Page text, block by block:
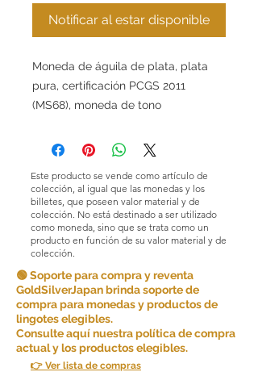
Notificar al estar disponible
Moneda de águila de plata, plata
pura, certificación PCGS 2011
(MS68), moneda de tono
Este producto se vende como artículo de
colección, al igual que las monedas y los
billetes, que poseen valor material y de
colección. No está destinado a ser utilizado
como moneda, sino que se trata como un
producto en función de su valor material y de
colección.
🟢 Soporte para compra y reventa
GoldSilverJapan brinda soporte de
compra para monedas y productos de
lingotes elegibles.
Consulte aquí nuestra política de compra
actual y los productos elegibles.
👉 Ver lista de compras